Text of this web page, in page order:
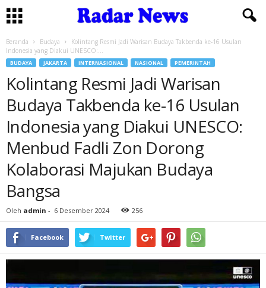
Beranda Budaya
Kolintang Resmi Jadi Warisan Budaya Takbenda ke-16 Usulan
Indonesia yang Diakui UNESCO:...
BUDAYA JAKARTA INTERNASIONAL NASIONAL PEMERINTAH
Kolintang Resmi Jadi Warisan
Budaya Takbenda ke-16 Usulan
Indonesia yang Diakui UNESCO:
Menbud Fadli Zon Dorong
Kolaborasi Majukan Budaya
Bangsa
Oleh admin - 6 Desember 2024 256
Facebook Twitter